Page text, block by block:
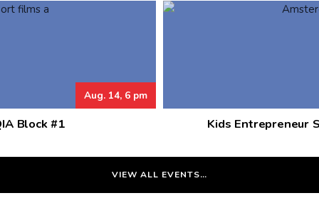
Aug. 14, 6 pm
Block #1 Kids Entrepreneur
VIEW ALL EVENTS…